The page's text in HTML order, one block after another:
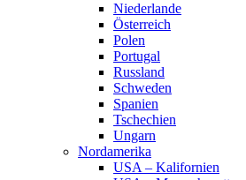
Niederlande
Österreich
Polen
Portugal
Russland
Schweden
Spanien
Tschechien
Ungarn
Nordamerika
USA – Kalifornien